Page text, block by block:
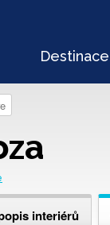
Destinace
interiérů